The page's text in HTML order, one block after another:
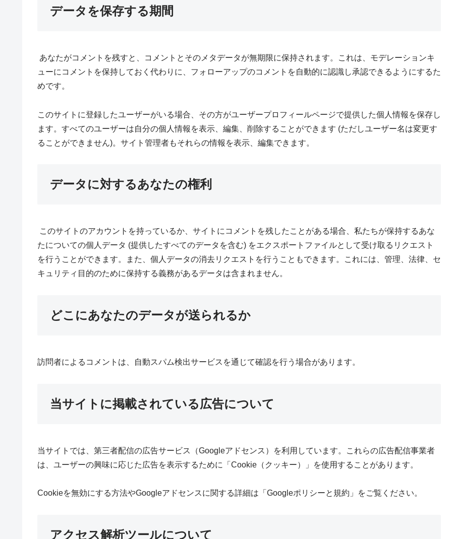
データを保存する期間
あなたがコメントを残すと、コメントとそのメタデータが無期限に保持されます。これは、モデレーションキ
ューにコメントを保持しておく代わりに、フォローアップのコメントを自動的に認識し承認できるようにするた
めです。
このサイトに登録したユーザーがいる場合、その方がユーザープロフィールページで提供した個人情報を保存し
ます。すべてのユーザーは自分の個人情報を表示、編集、削除することができます (ただしユーザー名は変更す
ることができません)。サイト管理者もそれらの情報を表示、編集できます。
データに対するあなたの権利
このサイトのアカウントを持っているか、サイトにコメントを残したことがある場合、私たちが保持するあな
たについての個人データ (提供したすべてのデータを含む) をエクスポートファイルとして受け取るリクエスト
を行うことができます。また、個人データの消去リクエストを行うこともできます。これには、管理、法律、セ
キュリティ目的のために保持する義務があるデータは含まれません。
どこにあなたのデータが送られるか
訪問者によるコメントは、自動スパム検出サービスを通じて確認を行う場合があります。
当サイトに掲載されている広告について
当サイトでは、第三者配信の広告サービス（Googleアドセンス）を利用しています。これらの広告配信事業者
は、ユーザーの興味に応じた広告を表示するために「Cookie（クッキー）」を使用することがあります。
Cookieを無効にする方法やGoogleアドセンスに関する詳細は「Googleポリシーと規約」をご覧ください。
アクセス解析ツールについて